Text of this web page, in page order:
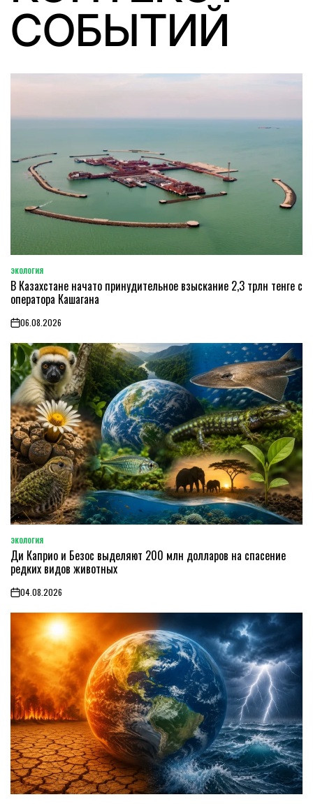
СОБЫТИЙ
POSTED
IN
ЭКОЛОГИЯ
В Казахстане начато принудительное взыскание 2,3 трлн тенге с
оператора Кашагана
on06.08.2026
POSTED
IN
ЭКОЛОГИЯ
Ди Каприо и Безос выделяют 200 млн долларов на спасение
редких видов животных
on04.08.2026